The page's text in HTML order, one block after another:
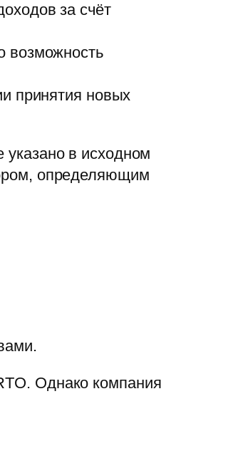
за счёт
возможность
принятия новых
в исходном
определяющим
Однако компания